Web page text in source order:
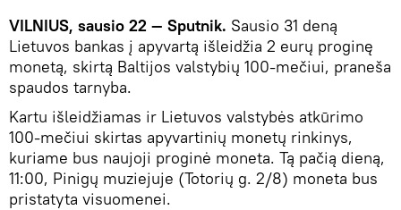
VILNIUS, sausio 22 — Sputnik. Sausio 31 deną
Lietuvos bankas į apyvartą išleidžia 2 eurų proginę
monetą, skirtą Baltijos valstybių 100-mečiui, praneša
spaudos tarnyba.
Kartu išleidžiamas ir Lietuvos valstybės atkūrimo
100-mečiui skirtas apyvartinių monetų rinkinys,
kuriame bus naujoji proginė moneta. Tą pačią dieną,
11:00, Pinigų muziejuje (Totorių g. 2/8) moneta bus
pristatyta visuomenei.